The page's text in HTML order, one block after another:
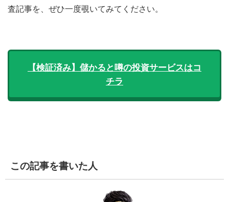
査記事を、ぜひ一度覗いてみてください。
【検証済み】儲かると噂の投資サービスはコ
チラ
この記事を書いた人